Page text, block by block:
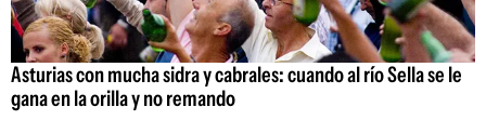
Asturias con mucha sidra y cabrales: cuando al río Sella se le
gana en la orilla y no remando